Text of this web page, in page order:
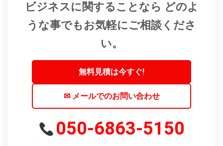
ビジネスに関することなら どのよ
うな事でもお気軽にご相談くださ
い。
無料見積は今すぐ!
✉ メールでのお問い合わせ
050-6863-5150